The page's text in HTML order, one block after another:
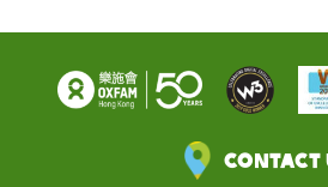
Contact